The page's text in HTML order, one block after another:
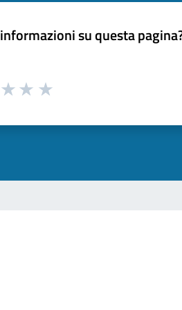
su questa